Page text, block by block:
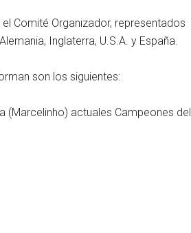
Comité Organizador, representados
Inglaterra, U.S.A. y España.
son los siguientes:
(Marcelinho) actuales Campeones del